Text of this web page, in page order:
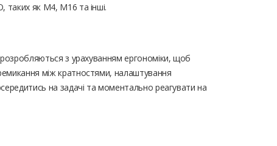
як M4, M16 та інші.
розробляються з урахуванням ергономіки, щоб
між кратностями, налаштування
на задачі та моментально реагувати на